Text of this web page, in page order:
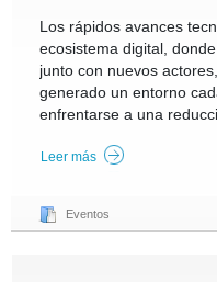
Los rápidos avances
ecosistema digital,
junto con nuevos
generado un entorno
enfrentarse a una
Leer más
Eventos